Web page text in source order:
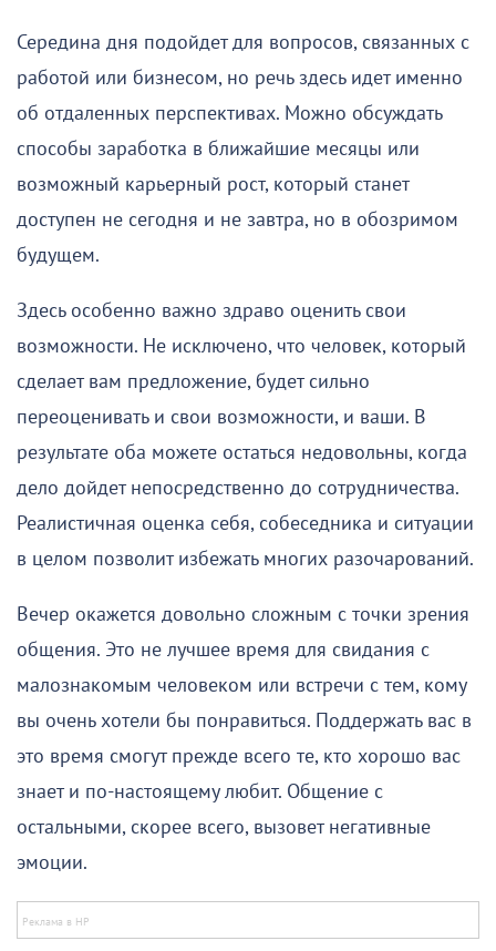
Середина дня подойдет для вопросов, связанных с
работой или бизнесом, но речь здесь идет именно
об отдаленных перспективах. Можно обсуждать
способы заработка в ближайшие месяцы или
возможный карьерный рост, который станет
доступен не сегодня и не завтра, но в обозримом
будущем.
Здесь особенно важно здраво оценить свои
возможности. Не исключено, что человек, который
сделает вам предложение, будет сильно
переоценивать и свои возможности, и ваши. В
результате оба можете остаться недовольны, когда
дело дойдет непосредственно до сотрудничества.
Реалистичная оценка себя, собеседника и ситуации
в целом позволит избежать многих разочарований.
Вечер окажется довольно сложным с точки зрения
общения. Это не лучшее время для свидания с
малознакомым человеком или встречи с тем, кому
вы очень хотели бы понравиться. Поддержать вас в
это время смогут прежде всего те, кто хорошо вас
знает и по-настоящему любит. Общение с
остальными, скорее всего, вызовет негативные
эмоции.